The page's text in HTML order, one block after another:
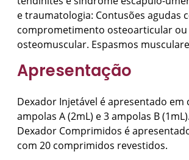
e traumatologia: Contusões agudas
comprometimento osteoarticular ou
osteomuscular. Espasmos
Apresentação
Dexador Injetável é apresentado em
ampolas A (2mL) e 3 ampolas B (1mL).
Dexador Comprimidos é
com 20 comprimidos revestidos.